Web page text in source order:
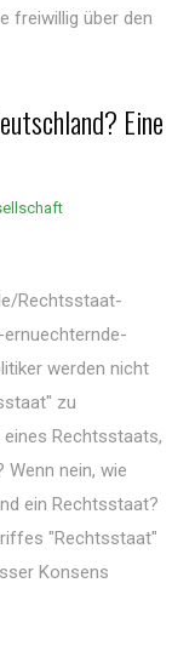
freiwillig über den
Eine
Rechtsstaat-
werden nicht
zu
Rechtsstaats,
nein, wie
ein Rechtsstaat?
"Rechtsstaat"
Konsens